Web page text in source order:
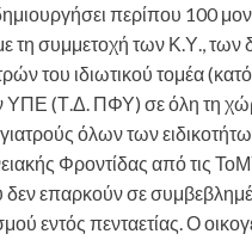
περίπου 100
τη συμμετοχή των Κ.Υ.,
του ιδιωτικού τομέα
ΥΠΕ (Τ.Δ. ΠΦΥ) σε όλη τη
όλων των
Φροντίδας από τις
επαρκούν σε
εντός πενταετίας. Ο